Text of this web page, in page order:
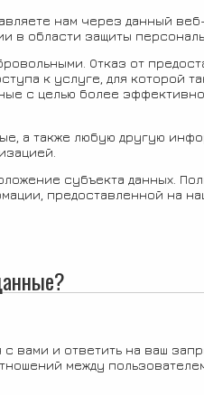
нам через данный
в области защиты
Отказ от
к услуге, для которой
с целью более
а также любую другую
субъекта данных.
предоставленной на
вами и ответить на ваш
между